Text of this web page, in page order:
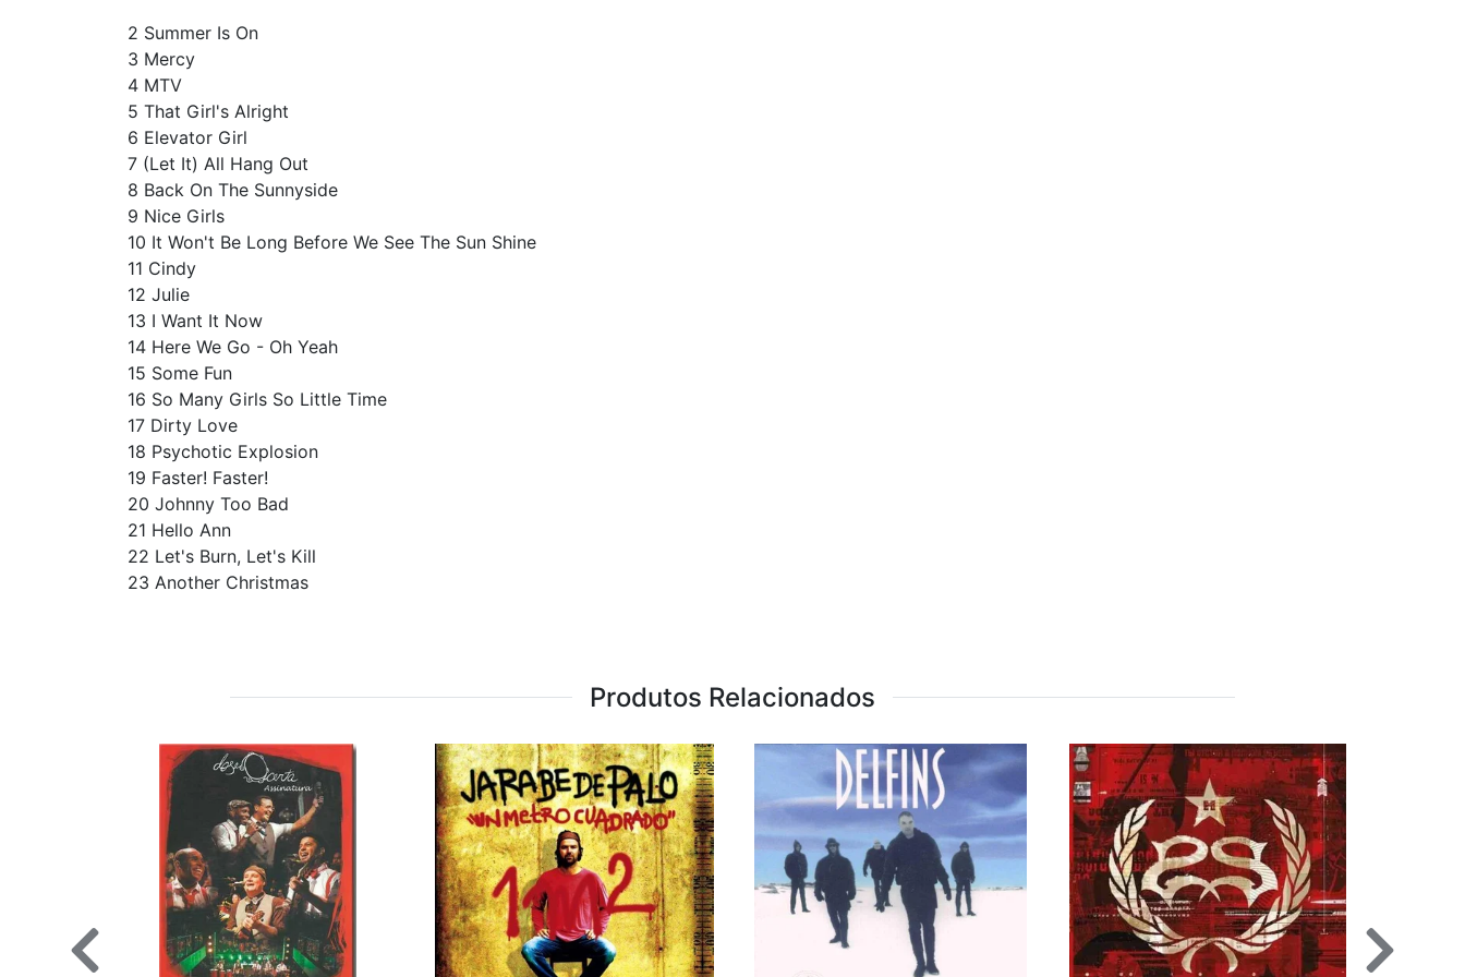
2 Summer Is On
3 Mercy
4 MTV
5 That Girl's Alright
6 Elevator Girl
7 (Let It) All Hang Out
8 Back On The Sunnyside
9 Nice Girls
10 It Won't Be Long Before We See The Sun Shine
11 Cindy
12 Julie
13 I Want It Now
14 Here We Go - Oh Yeah
15 Some Fun
16 So Many Girls So Little Time
17 Dirty Love
18 Psychotic Explosion
19 Faster! Faster!
20 Johnny Too Bad
21 Hello Ann
22 Let's Burn, Let's Kill
23 Another Christmas
Produtos Relacionados